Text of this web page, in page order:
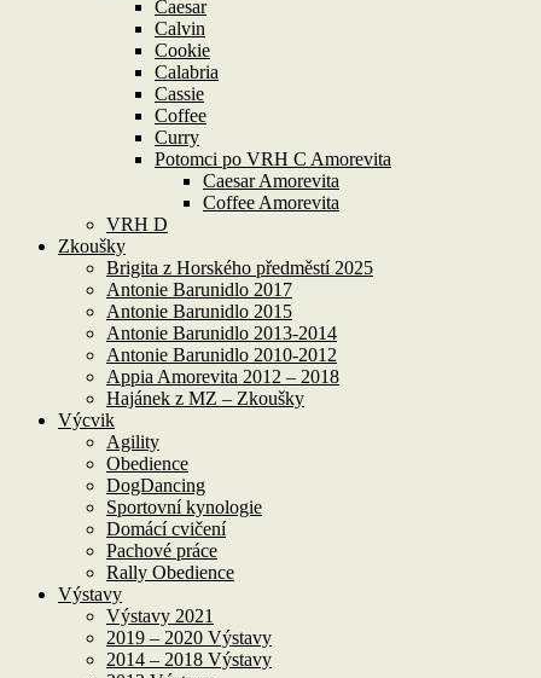
Caesar
Calvin
Cookie
Calabria
Cassie
Coffee
Curry
Potomci po VRH C Amorevita
Caesar Amorevita
Coffee Amorevita
VRH D
Zkoušky
Brigita z Horského předměstí 2025
Antonie Barunidlo 2017
Antonie Barunidlo 2015
Antonie Barunidlo 2013-2014
Antonie Barunidlo 2010-2012
Appia Amorevita 2012 – 2018
Hajánek z MZ – Zkoušky
Výcvik
Agility
Obedience
DogDancing
Sportovní kynologie
Domácí cvičení
Pachové práce
Rally Obedience
Výstavy
Výstavy 2021
2019 – 2020 Výstavy
2014 – 2018 Výstavy